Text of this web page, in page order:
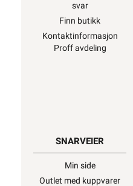
svar
Finn butikk
Kontaktinformasjon
Proff avdeling
SNARVEIER
Min side
Outlet med kuppvarer